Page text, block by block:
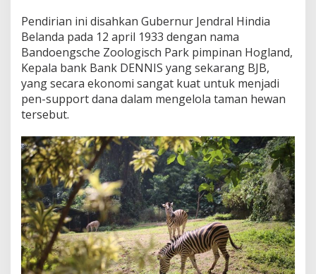
Pendirian ini disahkan Gubernur Jendral Hindia
Belanda pada 12 april 1933 dengan nama
Bandoengsche Zoologisch Park pimpinan Hogland,
Kepala bank Bank DENNIS yang sekarang BJB,
yang secara ekonomi sangat kuat untuk menjadi
pen-support dana dalam mengelola taman hewan
tersebut.